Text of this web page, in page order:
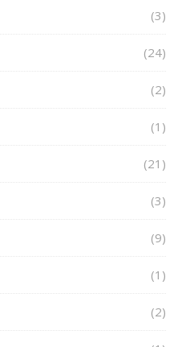
(3)
(24)
(2)
(1)
(21)
(3)
(9)
(1)
(2)